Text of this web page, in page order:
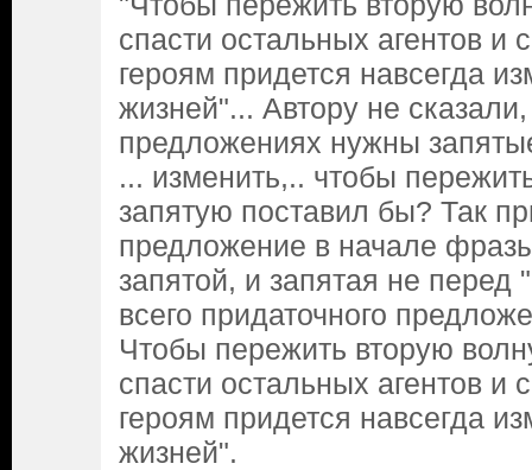
спасти остальных агентов и
героям придется навсегда
жизней"... Автору не
предложениях нужны
... изменить,.. чтобы
запятую поставил бы? Так
предложение в начале
запятой, и запятая не перед
всего придаточного
Чтобы пережить вторую
спасти остальных агентов и
героям придется навсегда
жизней".